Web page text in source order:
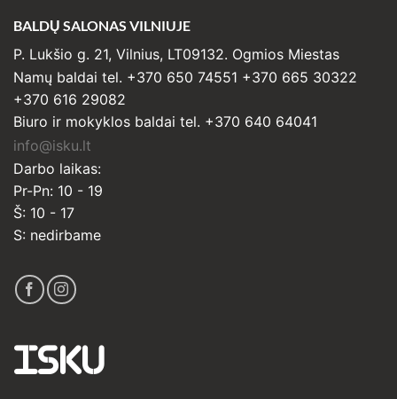
BALDŲ SALONAS VILNIUJE
P. Lukšio g. 21, Vilnius, LT09132. Ogmios Miestas
Namų baldai tel. +370 650 74551 +370 665 30322
+370 616 29082
Biuro ir mokyklos baldai tel. +370 640 64041
info@isku.lt
Darbo laikas:
Pr-Pn: 10 - 19
Š: 10 - 17
S: nedirbame
ISKU